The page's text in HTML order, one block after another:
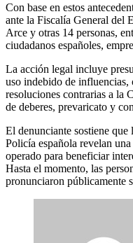
Con base en estos
ante la Fiscalía General del
Arce y otras 14 personas,
ciudadanos españoles,
La acción legal incluye
uso indebido de influencias,
resoluciones contrarias a la
de deberes, prevaricato y
El denunciante sostiene que
Policía española revelan
operado para beneficiar
Hasta el momento, las
pronunciaron públicamente